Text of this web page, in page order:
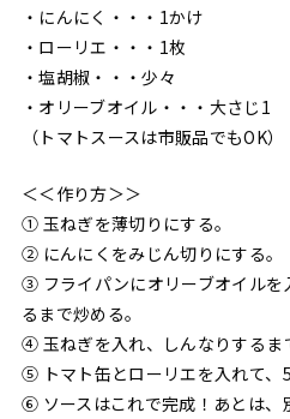
・にんにく・・・1かけ
・ローリエ・・・1枚
・塩胡椒・・・少々
・オリーブオイル・・・大さじ1
（トマトスースは市販品でもOK）
＜＜作り方＞＞
① 玉ねぎを薄切りにする。
② にんにくをみじん切りにする。
③ フライパンにオリーブオイルを
るまで炒める。
④ 玉ねぎを入れ、しんなりするま
⑤ トマト缶とローリエを入れて、
⑥ ソースはこれで完成！あとは、